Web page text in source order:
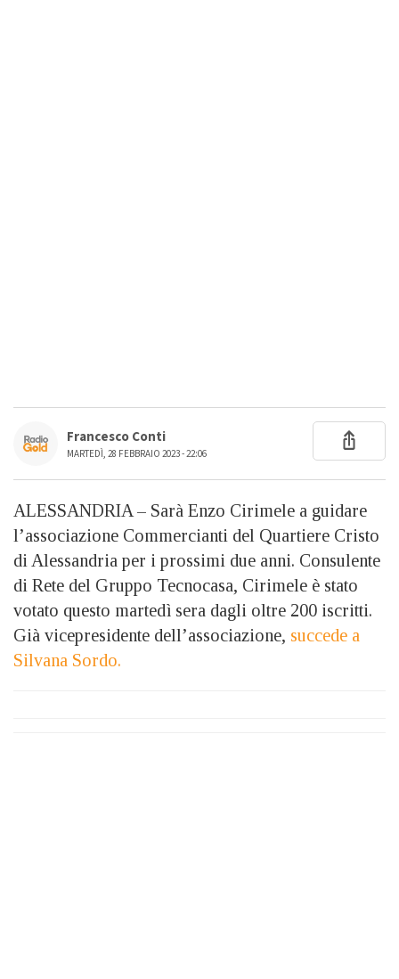
Francesco Conti
MARTEDÌ, 28 FEBBRAIO 2023 - 22:06
ALESSANDRIA – Sarà Enzo Cirimele a guidare
l’associazione Commercianti del Quartiere Cristo
di Alessandria per i prossimi due anni. Consulente
di Rete del Gruppo Tecnocasa, Cirimele è stato
votato questo martedì sera dagli oltre 200 iscritti.
Già vicepresidente dell’associazione, succede a
Silvana Sordo.